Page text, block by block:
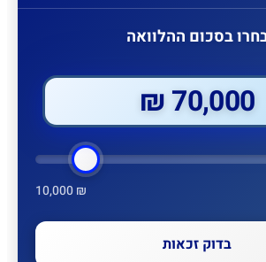
בסכום ההלוואה
70,000 ₪
10,000 ₪
בדוק זכאות